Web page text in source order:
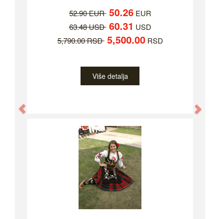
52.90 EUR 50.26EUR
63.48 USD 60.31 USD
5,790.00 RSD 5,500.00RSD
Više detalja